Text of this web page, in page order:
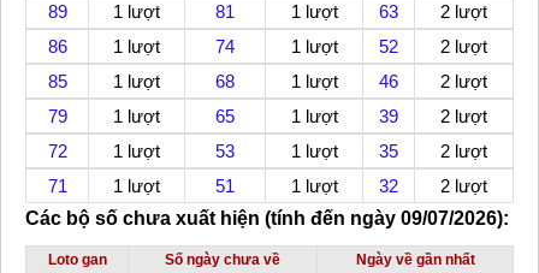
89
1 lượt 81 1 lượt 63
2 lượt
86
1 lượt 74 1 lượt 52
2 lượt
85
1 lượt 68 1 lượt 46
2 lượt
79
1 lượt 65 1 lượt 39
2 lượt
72
1 lượt 53 1 lượt 35
2 lượt
71
1 lượt 51 1 lượt 32
2 lượt
Các bộ số chưa xuất hiện (tính đến ngày 09/07/2026):
Loto gan Số ngày chưa về Ngày về gần nhất